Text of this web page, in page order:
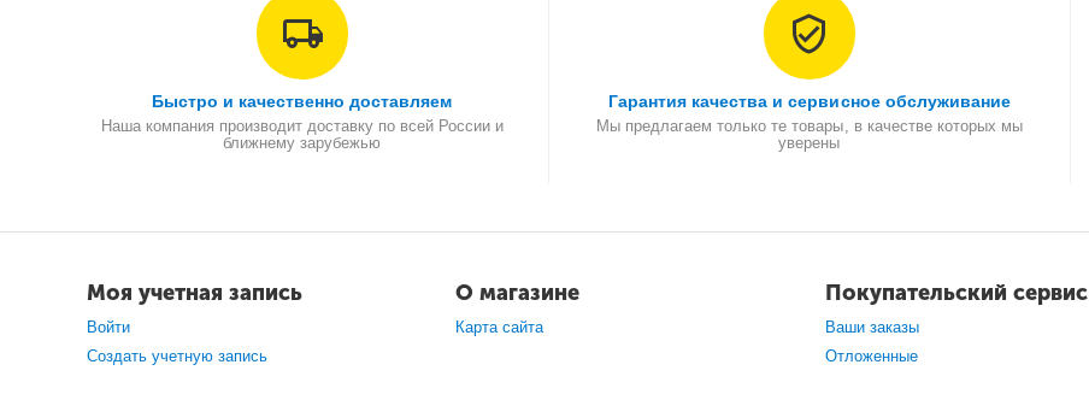
Быстро и качественно доставляем
Наша компания производит доставку по всей России и
ближнему зарубежью
Гарантия качества и сервисное обслуживание
Мы предлагаем только те товары, в качестве которых мы
уверены
Моя учетная запись
Войти
Создать учетную запись
О магазине
Карта сайта
Покупательский сервис
Ваши заказы
Отложенные